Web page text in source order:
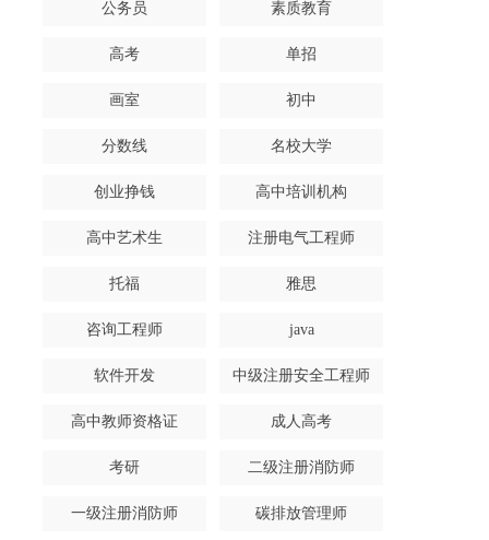
公务员 素质教育
高考 单招
画室 初中
分数线 名校大学
创业挣钱 高中培训机构
高中艺术生 注册电气工程师
托福 雅思
咨询工程师 java
软件开发 中级注册安全工程师
高中教师资格证 成人高考
考研 二级注册消防师
一级注册消防师 碳排放管理师